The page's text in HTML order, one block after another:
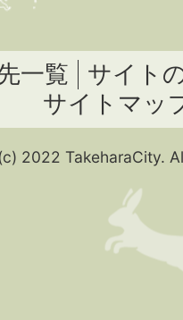
一覧
サイト
サイトマッ
2022 TakeharaCity.